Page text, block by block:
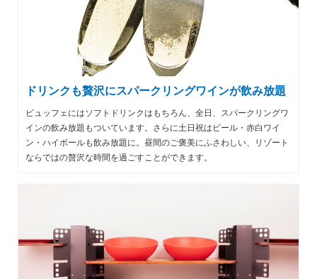
ドリンクも贅沢にスパークリングワインが飲み放題
ビュッフェにはソフトドリンクはもちろん、全日、スパークリングワ
インの飲み放題もついています。さらに土日祝はビール・赤白ワイ
ン・ハイボールも飲み放題に。昼間のご褒美にふさわしい、リゾート
ならではの贅沢な時間を過ごすことができます。